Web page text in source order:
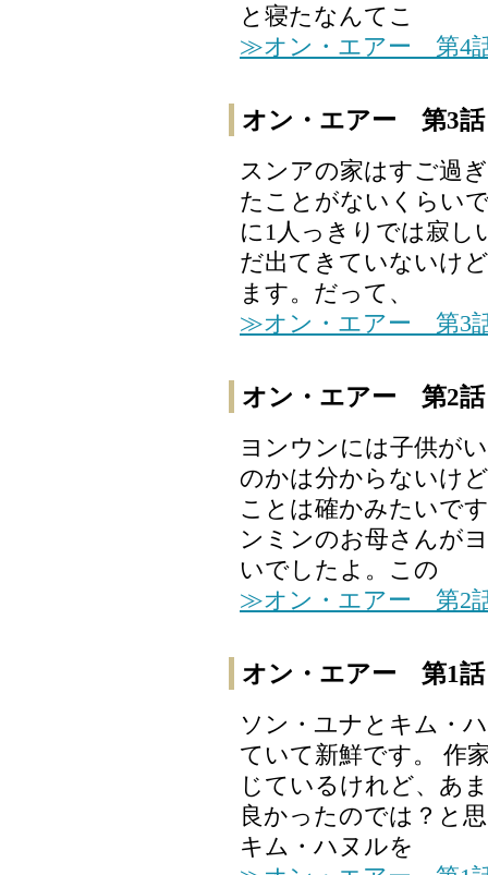
と寝たなんてこ
≫オン・エアー 第4
オン・エアー 第3話
スンアの家はすご過
たことがないくらい
に1人っきりでは寂し
だ出てきていないけ
ます。だって、
≫オン・エアー 第3
オン・エアー 第2話
ヨンウンには子供が
のかは分からないけ
ことは確かみたいで
ンミンのお母さんが
いでしたよ。この
≫オン・エアー 第2
オン・エアー 第1話
ソン・ユナとキム・
ていて新鮮です。 作
じているけれど、あ
良かったのでは？と
キム・ハヌルを